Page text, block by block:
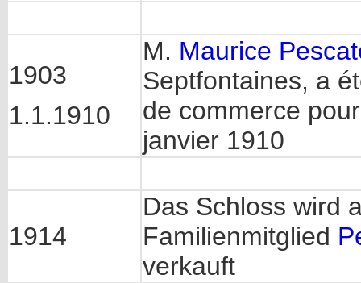
1903
1.1.1910
M. Maurice
Septfontaines, a
de commerce
janvier 1910
1914
Das Schloss wird
Familienmitglied
verkauft